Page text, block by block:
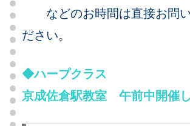
などのお時間は直接お問い
ださい。
◆ハープクラス
京成佐倉駅教室 午前中開催